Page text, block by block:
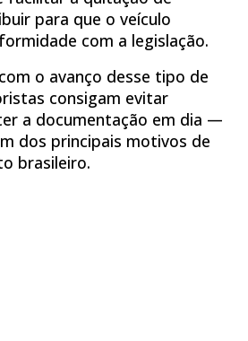
para que o veículo
com a legislação.
o avanço desse tipo de
consigam evitar
a documentação em dia —
dos principais motivos de
brasileiro.